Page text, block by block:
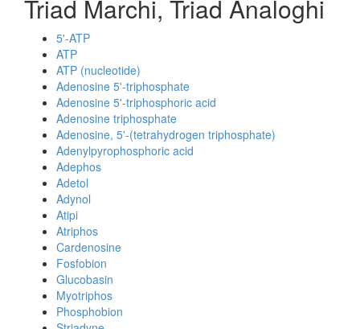
Triad Marchi, Triad Analoghi
5'-ATP
ATP
ATP (nucleotide)
Adenosine 5'-triphosphate
Adenosine 5'-triphosphoric acid
Adenosine triphosphate
Adenosine, 5'-(tetrahydrogen triphosphate)
Adenylpyrophosphoric acid
Adephos
Adetol
Adynol
Atipi
Atriphos
Cardenosine
Fosfobion
Glucobasin
Myotriphos
Phosphobion